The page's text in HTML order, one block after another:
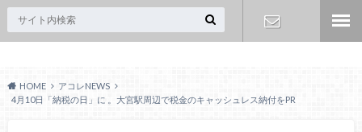
せ
HOME
アコレNEWS
4月10日「納税の日」に 。大宮駅周辺で税金のキャッシュレス納付をPR